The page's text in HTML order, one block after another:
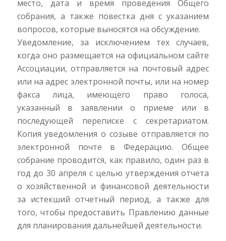
место, дата и время проведения Общего
собрания, а также повестка дня с указанием
вопросов, которые выносятся на обсуждение.
Уведомление, за исключением тех случаев,
когда оно размещается на официальном сайте
Ассоциации, отправляется на почтовый адрес
или на адрес электронной почты, или на номер
факса лица, имеющего право голоса,
указанный в заявлении о приеме или в
последующей переписке с секретариатом.
Копия уведомления о созыве отправляется по
электронной почте в Федерацию. Общее
собрание проводится, как правило, один раз в
год до 30 апреля с целью утверждения отчета
о хозяйственной и финансовой деятельности
за истекший отчетный период, а также для
того, чтобы предоставить Правлению данные
для планирования дальнейшей деятельности.